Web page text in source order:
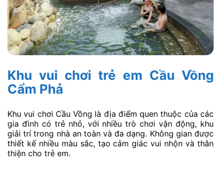
Khu vui chơi trẻ em Cầu Vồng
Cẩm Phả
Khu vui chơi Cầu Vồng là địa điểm quen thuộc của các
gia đình có trẻ nhỏ, với nhiều trò chơi vận động, khu
giải trí trong nhà an toàn và đa dạng. Không gian được
thiết kế nhiều màu sắc, tạo cảm giác vui nhộn và thân
thiện cho trẻ em.